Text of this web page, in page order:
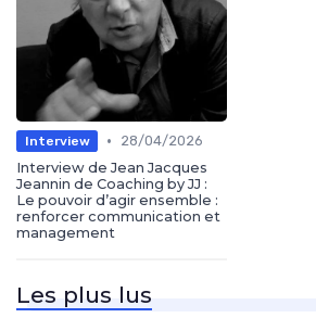
Interview •
28/04/2026
Interview de Jean Jacques
Jeannin de Coaching by JJ :
Le pouvoir d’agir ensemble :
renforcer communication et
management
Les plus lus